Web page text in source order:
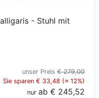
- Stuhl mit
unser Preis € 279,00
Sie sparen € 33,48 (≈ 12%)
nur ab € 245,52